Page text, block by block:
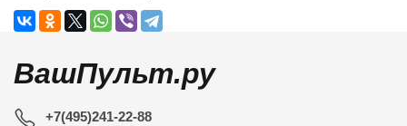
ВашПульт.ру
+7(495)241-22-88